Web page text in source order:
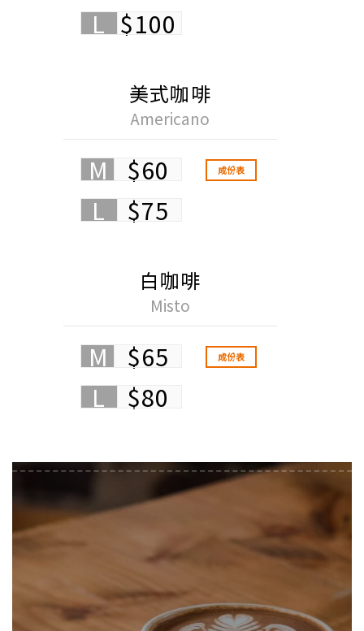
$100
L
美式咖啡
Americano
M $60
$75
L
成份表
白咖啡
Misto
M $65
$80
L
成份表